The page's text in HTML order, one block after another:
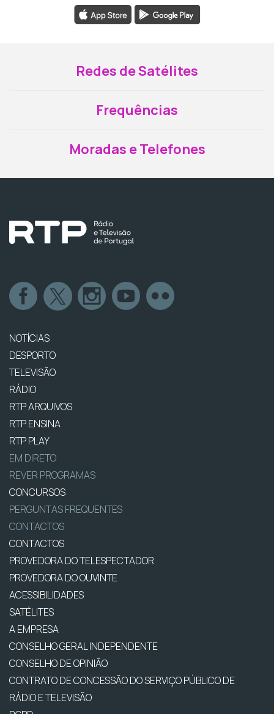
Redes de Satélites
Frequências
Moradas e Telefones
NOTÍCIAS
DESPORTO
TELEVISÃO
RÁDIO
RTP ARQUIVOS
RTP ENSINA
RTP PLAY
EM DIRETO
REVER PROGRAMAS
CONCURSOS
PERGUNTAS FREQUENTES
CONTACTOS
CONTACTOS
PROVEDORA DO TELESPECTADOR
PROVEDORA DO OUVINTE
ACESSIBILIDADES
SATÉLITES
A EMPRESA
CONSELHO GERAL INDEPENDENTE
CONSELHO DE OPINIÃO
CONTRATO DE CONCESSÃO DO SERVIÇO PÚBLICO DE
RÁDIO E TELEVISÃO